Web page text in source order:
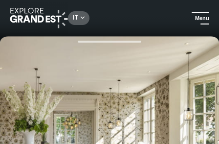
IT Menu
Alloggi di lusso